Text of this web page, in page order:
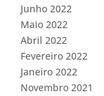
Junho 2022
Maio 2022
Abril 2022
Fevereiro 2022
Janeiro 2022
Novembro 2021